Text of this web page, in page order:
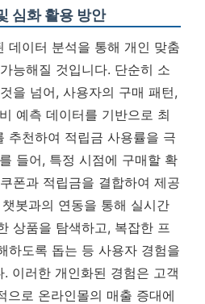
심화 활용 방안
데이터 분석을 통해 개인 맞춤
능해질 것입니다. 단순히 소
을 넘어, 사용자의 구매 패턴,
예측 데이터를 기반으로 최
추천하여 적립금 사용률을 극
들어, 특정 시점에 구매할 확
폰과 적립금을 결합하여 제공
봇과의 연동을 통해 실시간
상품을 탐색하고, 복잡한 프
하도록 돕는 등 사용자 경험을
. 이러한 개인화된 경험은 고객
으로 온라인몰의 매출 증대에